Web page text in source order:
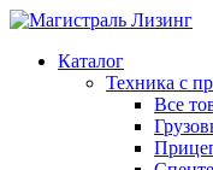
Каталог
Техника с
Все